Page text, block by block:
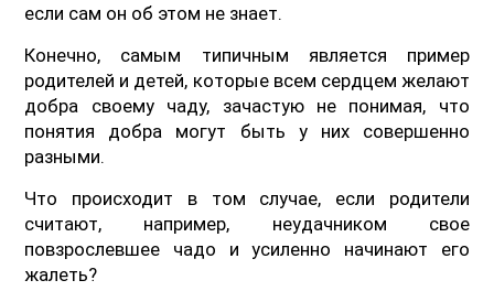
если сам он об этом не знает.
Конечно, самым типичным является пример
родителей и детей, которые всем сердцем желают
добра своему чаду, зачастую не понимая, что
понятия добра могут быть у них совершенно
разными.
Что происходит в том случае, если родители
считают, например, неудачником свое
повзрослевшее чадо и усиленно начинают его
жалеть?